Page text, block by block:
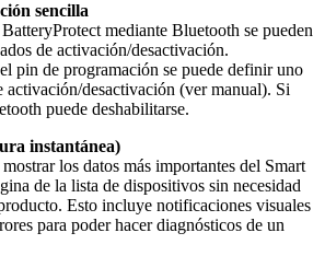
sencilla
mediante Bluetooth se pueden
de activación/desactivación.
pin de programación se puede definir uno
activación/desactivación (ver manual). Si
puede deshabilitarse.
instantánea)
los datos más importantes del Smart
de la lista de dispositivos sin necesidad
Esto incluye notificaciones visuales
para poder hacer diagnósticos de un